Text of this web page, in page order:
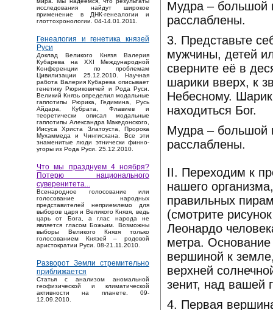
исследования найдут широкое
применение в ДНК-генеалогии и
глоттохронологии. 04-14.01.2011.
Генеалогия и генетика князей
Руси
Доклад Великого Князя Валерия
Кубарева на XXI Международной
Конференции по проблемам
Цивилизации 25.12.2010. Научная
работа Валерия Кубарева описывает
генетику Рюриковичей и Рода Руси.
Великий Князь определил модальные
гаплотипы Рюрика, Гедимина, Русь
Айдара, Кубрата, Флавиев и
теоретически описал модальные
гаплотипы Александра Македонского,
Иисуса Христа Златоуста, Пророка
Мухаммеда и Чингисхана. Все эти
знаменитые люди этнически финно-
угоры из Рода Руси. 25.12.2010.
Что мы празднуем 4 ноября?
Потерю национального
суверенитета...
Bсенародное голосование или
голосование народных
представителей неприемлемо для
выборов царя и Великого Князя, ведь
царь от Бога, а глас народа не
является гласом Божьим. Возможны
выборы Великого Князя только
голосованием Князей – родовой
аристократии Руси. 08-21.11.2010.
Разворот Земли стремительно
приближается
Статья с анализом аномальной
геофизической и климатической
активности на планете. 09-
12.09.2010.
Мудра – большой
расслаблены.
3. Представьте
мужчины, детей
сверните её в
шарики вверх, к
Небесному.
находиться Бог.
Мудра – большой
расслаблены.
II. Переходим к
нашего
правильных
(смотрите
Леонардо
метра.
вершиной к
верхней
зенит, над вашей
4. Первая